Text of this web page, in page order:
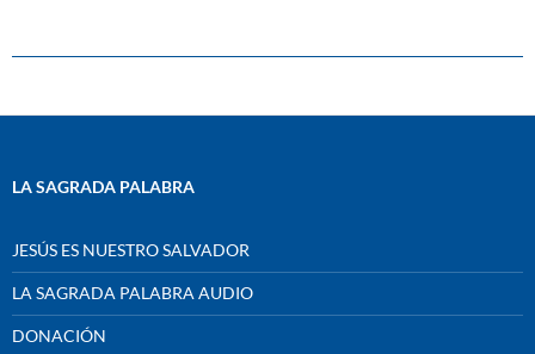
LA SAGRADA PALABRA
JESÚS ES NUESTRO SALVADOR
LA SAGRADA PALABRA AUDIO
DONACIÓN